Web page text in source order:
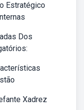
Estratégico
Dos
Xadrez